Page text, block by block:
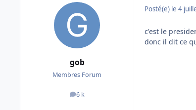
gob
Membres Forum
6 k
messages
Posté(e) le 4
c'est le
donc il dit ce